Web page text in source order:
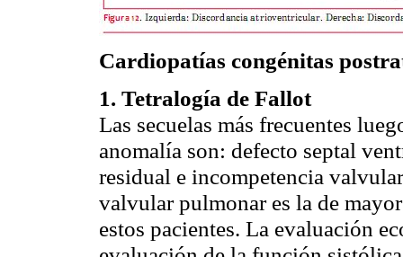
Cardiopatías congénitas
1. Tetralogía de Fallot
Las secuelas más frecuentes
anomalía son: defecto septal
residual e incompetencia
valvular pulmonar es la de
estos pacientes. La evaluación